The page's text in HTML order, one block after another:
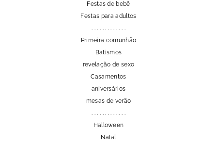
Festas de bebê
Festas para adultos
. . . . . . . . . . . . .
Primeira comunhão
Batismos
revelação de sexo
Casamentos
aniversários
mesas de verão
Halloween
Natal